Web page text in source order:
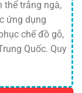
thể trắng ngà,
ứng dụng
chế đồ gỗ,
Quốc. Quy